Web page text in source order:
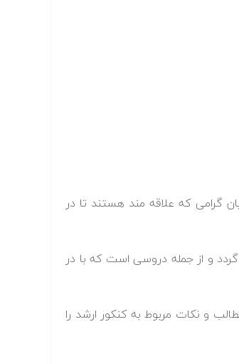
گرامی که علاقه مند هستند تا در
و از جمله دروسی است که با در
و نکات مربوط به کنکور ارشد را